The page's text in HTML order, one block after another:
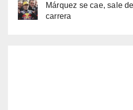
Márquez se cae, sale
carrera